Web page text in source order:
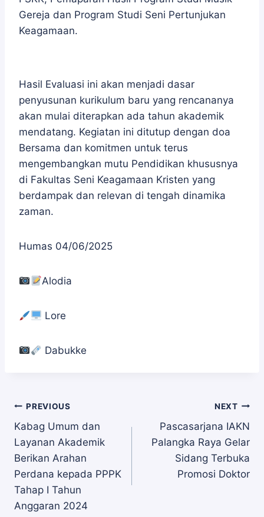
Gereja dan Program Studi Seni Pertunjukan
Keagamaan.
Hasil Evaluasi ini akan menjadi dasar
penyusunan kurikulum baru yang rencananya
akan mulai diterapkan ada tahun akademik
mendatang. Kegiatan ini ditutup dengan doa
Bersama dan komitmen untuk terus
mengembangkan mutu Pendidikan khususnya
di Fakultas Seni Keagamaan Kristen yang
berdampak dan relevan di tengah dinamika
zaman.
Humas 04/06/2025
Alodia
Lore
Dabukke
Navigasi
pos
PREVIOUS
Kabag Umum dan
Layanan Akademik
Berikan Arahan
Perdana kepada PPPK
Tahap I Tahun
Anggaran 2024
NEXT
Pascasarjana IAKN
Palangka Raya Gelar
Sidang Terbuka
Promosi Doktor